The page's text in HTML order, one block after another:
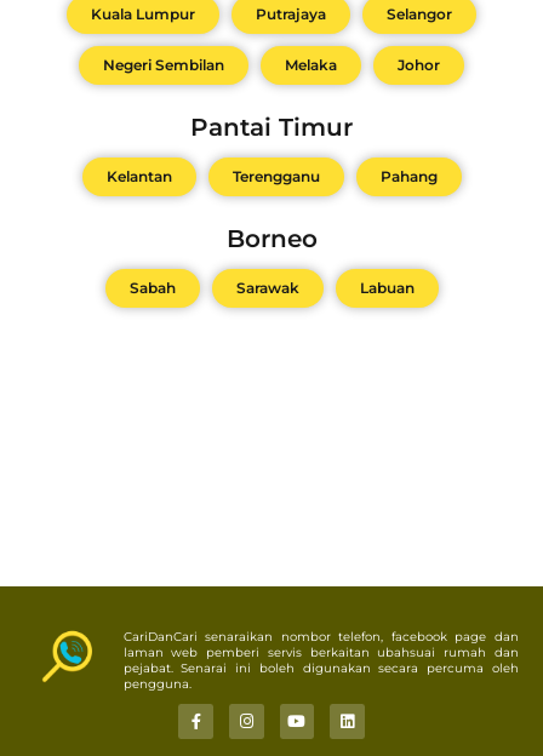
Kuala Lumpur Putrajaya Selangor
Negeri Sembilan Melaka Johor
Pantai Timur
Kelantan Terengganu Pahang
Borneo
Sabah Sarawak Labuan
CariDanCari senaraikan nombor telefon, facebook page dan
laman web pemberi servis berkaitan ubahsuai rumah dan
pejabat. Senarai ini boleh digunakan secara percuma oleh
pengguna.